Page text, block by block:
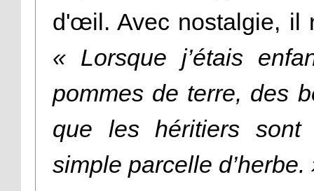
d'œil. Avec nostalgie, il
« Lorsque j’étais
pommes de terre, des
que les héritiers sont
simple parcelle d’herbe.